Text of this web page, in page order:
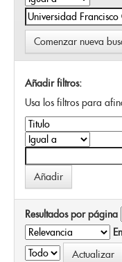
Comenzar nueva
Añadir filtros:
Usa los filtros para
Resultados por página